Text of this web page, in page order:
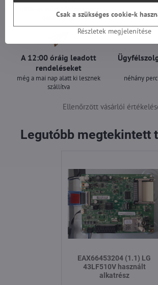
garantálunk
A 12:00 óráig leadott
rendeléseket
még a mai nap alatt ki lesznek
szállítva
néhány
Ellenőrzött vásárlói
Legutóbb megtekintett
EAX66453204 (1.1) LG
43LF510V használt
alkatrész
Részletek megjelenítése
Csak a szükséges cookie-k